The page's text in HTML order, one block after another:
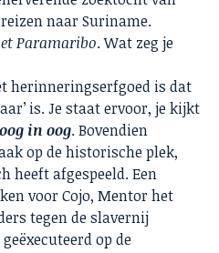
naar Suriname.
Paramaribo. Wat zeg je
herinneringserfgoed is dat
is. Je staat ervoor, je kijkt
oog in oog. Bovendien
op de historische plek,
heeft afgespeeld. Een
voor Cojo, Mentor het
tegen de slavernij
op de